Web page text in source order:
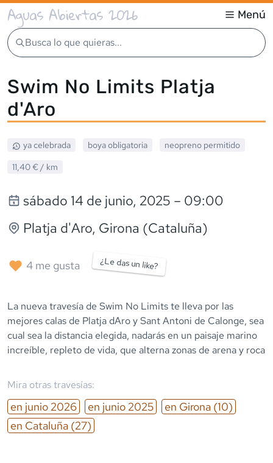
Aguas Abiertas 2026 Menú
Busca lo que quieras...
Swim No Limits Platja
d'Aro
ya celebrada boya obligatoria neopreno permitido
11,40 € / km
sábado 14 de junio, 2025 – 09:00
Platja d'Aro, Girona (Cataluña)
4 me gusta ¿Le das un like?
La nueva travesía de Swim No Limits te lleva por las
mejores calas de Platja d´Aro y Sant Antoni de Calonge, sea
cual sea la distancia elegida, nadarás en un paisaje marino
increíble, repleto de vida, que alterna zonas de arena y roca
Mira otras travesías:
en junio 2026 en junio 2025 en Girona (10)
en Cataluña (27)